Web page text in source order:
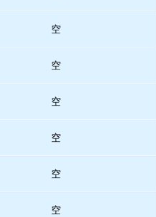
空
空
空
空
空
空